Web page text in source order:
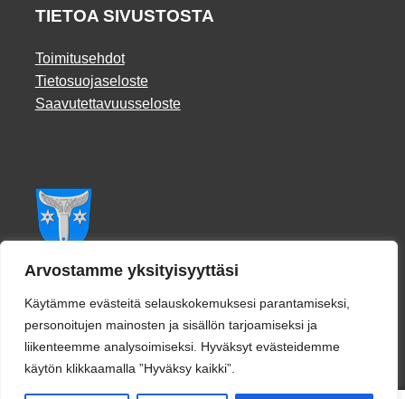
Arvostamme yksityisyyttäsi
Käytämme evästeitä selauskokemuksesi parantamiseksi,
personoitujen mainosten ja sisällön tarjoamiseksi ja
liikenteemme analysoimiseksi. Hyväksyt evästeidemme
käytön klikkaamalla ”Hyväksy kaikki”.
TIETOA SIVUSTOSTA
Toimitusehdot
Tietosuojaseloste
Saavutettavuusseloste
Facebook